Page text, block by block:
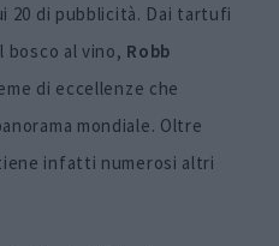
20 di pubblicità. Dai tartufi
bosco al vino, Robb
di eccellenze che
mondiale. Oltre
infatti numerosi altri